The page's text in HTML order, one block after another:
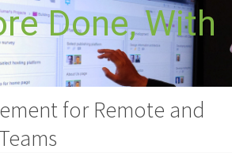
Done, With
for Remote and